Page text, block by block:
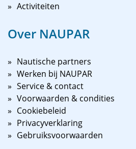
Activiteiten
Over NAUPAR
Nautische partners
Werken bij NAUPAR
Service & contact
Voorwaarden & condities
Cookiebeleid
Privacyverklaring
Gebruiksvoorwaarden